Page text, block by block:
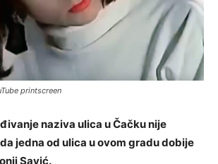
printscreen
naziva ulica u Čačku nije
jedna od ulica u ovom gradu dobije
Savić.